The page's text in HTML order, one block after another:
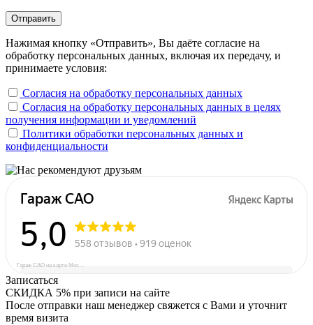
Нажимая кнопку «Отправить», Вы даёте согласие на
обработку персональных данных, включая их передачу, и
принимаете условия:
Согласия на обработку персональных данных
Согласия на обработку персональных данных в целях
получения информации и уведомлений
Политики обработки персональных данных и
конфиденциальности
Гараж САО на карте Москвы — Яндекс Карты
Записаться
СКИДКА 5% при записи на сайте
После отправки наш менеджер свяжется с Вами и уточнит
время визита